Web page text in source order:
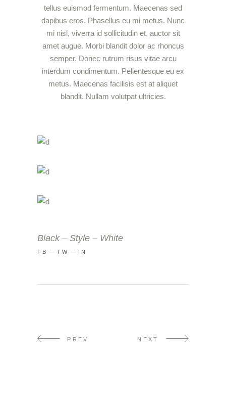
tellus euismod fermentum. Maecenas sed
dapibus eros. Phasellus eu mi metus. Nunc
mi nisl, viverra id sollicitudin et, auctor sit
amet augue. Morbi blandit dolor ac rhoncus
semper. Donec rutrum risus vitae arcu
interdum condimentum. Pellentesque eu ex
metus. Maecenas facilisis est at aliquet
blandit. Nullam volutpat ultricies.
Black Style White
FB TW IN
PREV NEXT